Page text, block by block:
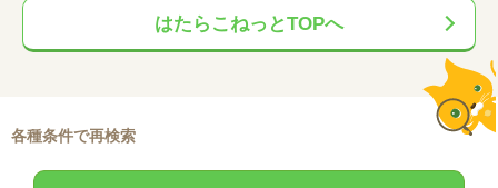
はたらこねっとTOPへ
各種条件で再検索